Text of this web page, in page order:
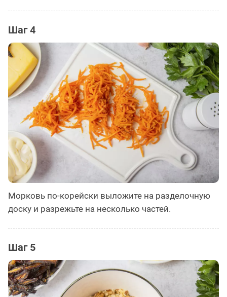
Шаг 4
Морковь по-корейски выложите на разделочную
доску и разрежьте на несколько частей.
Шаг 5